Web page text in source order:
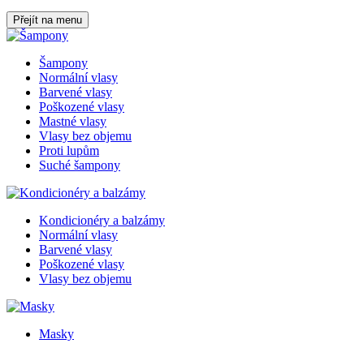
Přejít na menu
Šampony
Normální vlasy
Barvené vlasy
Poškozené vlasy
Mastné vlasy
Vlasy bez objemu
Proti lupům
Suché šampony
Kondicionéry a balzámy
Normální vlasy
Barvené vlasy
Poškozené vlasy
Vlasy bez objemu
Masky